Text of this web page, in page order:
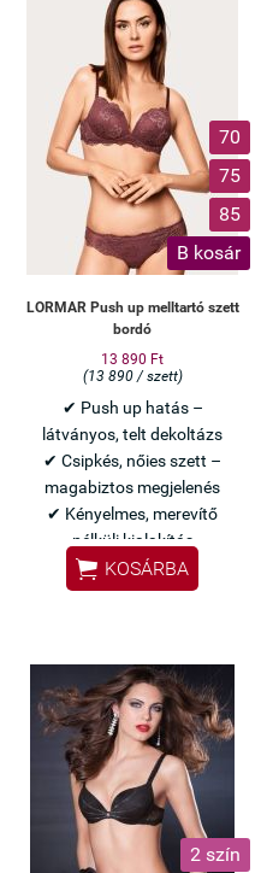
70
75
85
B kosár
LORMAR Push up melltartó szett
bordó
13 890 Ft
(13 890 / szett)
✔ Push up hatás –
látványos, telt dekoltázs
✔ Csipkés, nőies szett –
magabiztos megjelenés
✔ Kényelmes, merevítő
nélküli kialakítás
Olasz Lormar minőség
 KOSÁRBA
2 szín